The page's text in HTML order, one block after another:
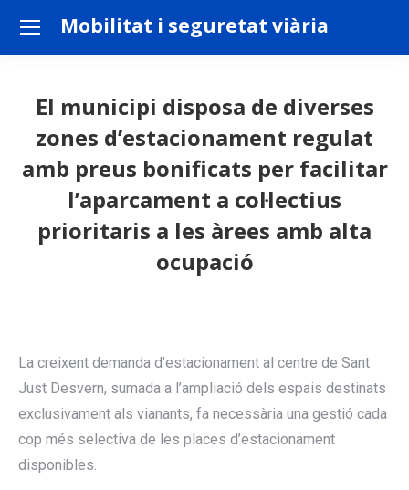
Mobilitat i seguretat viària
El municipi disposa de diverses
zones d’estacionament regulat
amb preus bonificats per facilitar
l’aparcament a col·lectius
prioritaris a les àrees amb alta
ocupació
La creixent demanda d’estacionament al centre de Sant
Just Desvern, sumada a l’ampliació dels espais destinats
exclusivament als vianants, fa necessària una gestió cada
cop més selectiva de les places d’estacionament
disponibles.